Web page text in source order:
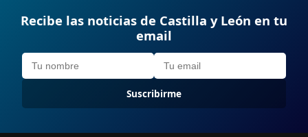
Recibe las noticias de Castilla y León en tu
email
Suscribirme